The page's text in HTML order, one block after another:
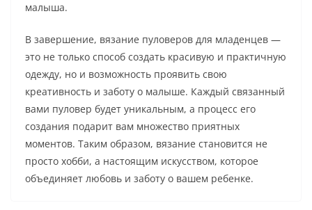
малыша.
В завершение, вязание пуловеров для младенцев —
это не только способ создать красивую и практичную
одежду, но и возможность проявить свою
креативность и заботу о малыше. Каждый связанный
вами пуловер будет уникальным, а процесс его
создания подарит вам множество приятных
моментов. Таким образом, вязание становится не
просто хобби, а настоящим искусством, которое
объединяет любовь и заботу о вашем ребенке.